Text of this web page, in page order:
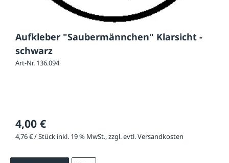
Aufkleber "Saubermännchen" Klarsicht -
schwarz
Art-Nr. 136.094
4,00 €
4,76 € / Stück inkl. 19 % MwSt., zzgl. evtl. Versandkosten